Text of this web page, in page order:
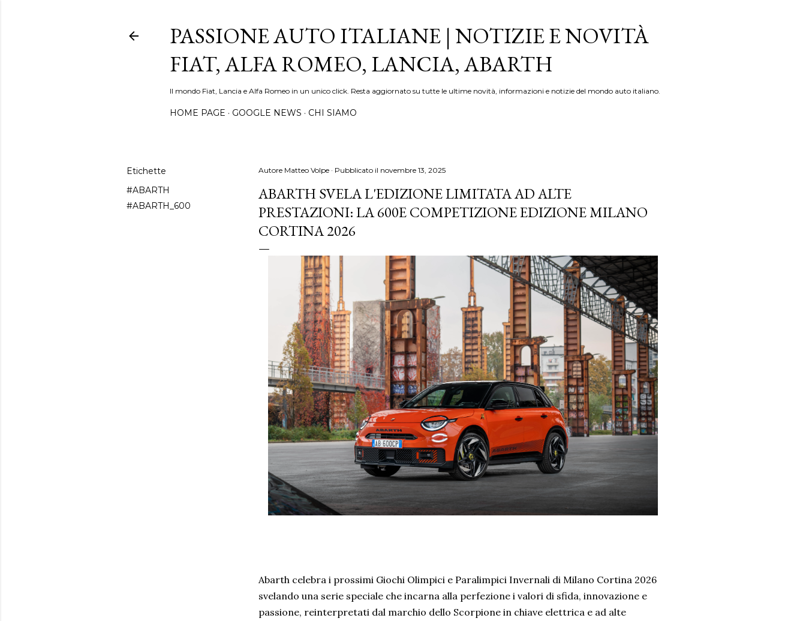
PASSIONE AUTO ITALIANE | NOTIZIE E NOVITÀ
FIAT, ALFA ROMEO, LANCIA, ABARTH
Il mondo Fiat, Lancia e Alfa Romeo in un unico click. Resta aggiornato su tutte le ultime novità, informazioni e notizie del mondo auto italiano.
HOME PAGE GOOGLE NEWS CHI SIAMO
Etichette
#ABARTH
#ABARTH_600
Autore Matteo Volpe Pubblicato il novembre 13, 2025
ABARTH SVELA L'EDIZIONE LIMITATA AD ALTE
PRESTAZIONI: LA 600E COMPETIZIONE EDIZIONE MILANO
CORTINA 2026
Abarth celebra i prossimi Giochi Olimpici e Paralimpici Invernali di Milano Cortina 2026
svelando una serie speciale che incarna alla perfezione i valori di sfida, innovazione e
passione, reinterpretati dal marchio dello Scorpione in chiave elettrica e ad alte